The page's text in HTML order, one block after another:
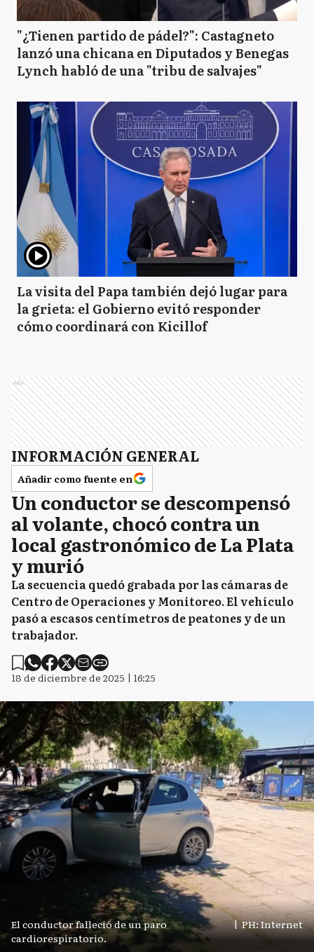
"¿Tienen partido de pádel?": Castagneto
lanzó una chicana en Diputados y Benegas
Lynch habló de una "tribu de salvajes"
La visita del Papa también dejó lugar para
la grieta: el Gobierno evitó responder
cómo coordinará con Kicillof
Ads
INFORMACIÓN GENERAL
Añadir como fuente en
Un conductor se descompensó
al volante, chocó contra un
local gastronómico de La Plata
y murió
La secuencia quedó grabada por las cámaras de
Centro de Operaciones y Monitoreo. El vehículo
pasó a escasos centímetros de peatones y de un
trabajador.
18 de diciembre de 2025 | 16:25
El conductor falleció de un paro
cardiorespiratorio.
| PH: Internet